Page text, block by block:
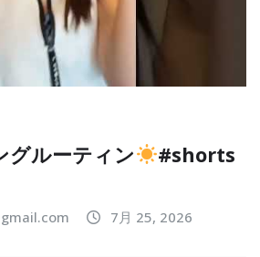
グルーティン
#shorts
7月 25, 2026